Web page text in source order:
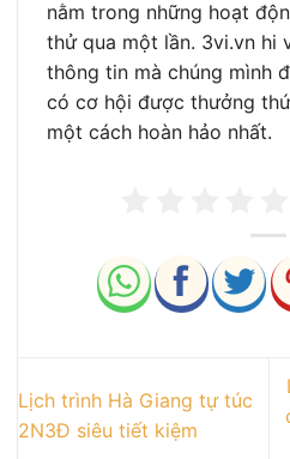
nằm trong những hoạt
thử qua một lần. 3vi.vn hi
thông tin mà chúng mình
có cơ hội được thưởng
một cách hoàn hảo nhất.
Lịch trình Hà Giang tự túc
2N3Đ siêu tiết kiệm